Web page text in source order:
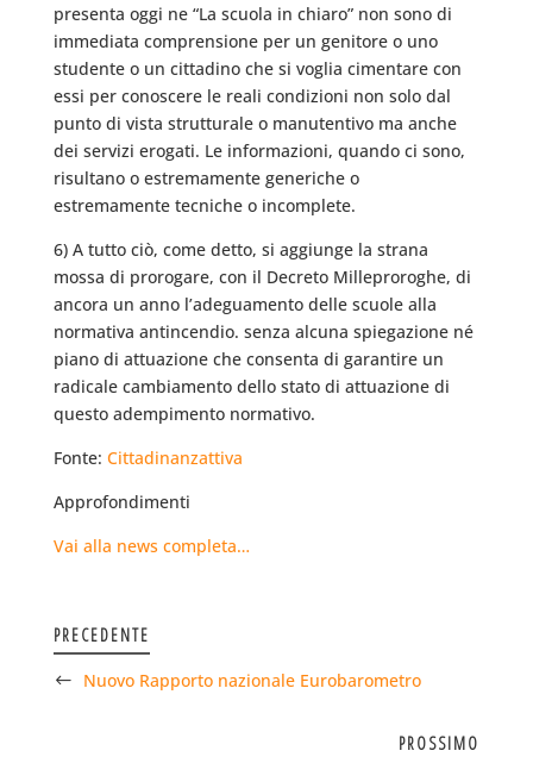
presenta oggi ne “La scuola in chiaro” non sono di
immediata comprensione per un genitore o uno
studente o un cittadino che si voglia cimentare con
essi per conoscere le reali condizioni non solo dal
punto di vista strutturale o manutentivo ma anche
dei servizi erogati. Le informazioni, quando ci sono,
risultano o estremamente generiche o
estremamente tecniche o incomplete.
6) A tutto ciò, come detto, si aggiunge la strana
mossa di prorogare, con il Decreto Milleproroghe, di
ancora un anno l’adeguamento delle scuole alla
normativa antincendio. senza alcuna spiegazione né
piano di attuazione che consenta di garantire un
radicale cambiamento dello stato di attuazione di
questo adempimento normativo.
Fonte: Cittadinanzattiva
Approfondimenti
Vai alla news completa…
PRECEDENTE
Nuovo Rapporto nazionale Eurobarometro
PROSSIMO